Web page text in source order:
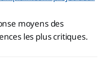
moyens des
les plus critiques.